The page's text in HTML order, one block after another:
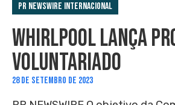
PR Newswire Internacional
WHIRLPOOL LANÇA
VOLUNTARIADO
28 DE SETEMBRO DE 2023